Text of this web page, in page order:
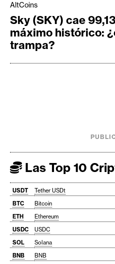
AltCoins
Sky (SKY) cae
máximo histórico:
trampa?
Las Top 10
USDT Tether USDt
BTC
Bitcoin
ETH
Ethereum
USDC
USDC
SOL
Solana
BNB
BNB